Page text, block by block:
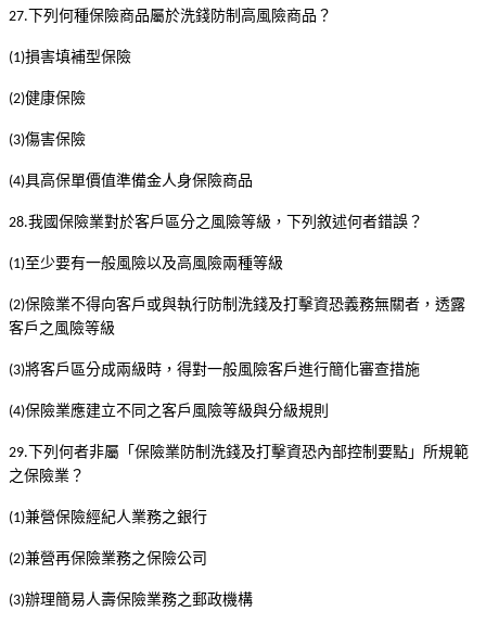
27. 下列何種保險商品屬於洗錢防制高風險商品？
(1)損害填補型保險
(2)健康保險
(3)傷害保險
(4)具高保單價值準備金人身保險商品
28.我國保險業對於客戶區分之風險等級，下列敘述何者錯誤？
(1)至少要有一般風險以及高風險兩種等級
(2)保險業不得向客戶或與執行防制洗錢及打擊資恐義務無關者，透露
客戶之風險等級
(3)將客戶區分成兩級時，得對一般風險客戶進行簡化審查措施
(4)保險業應建立不同之客戶風險等級與分級規則
29. 下列何者非屬「保險業防制洗錢及打擊資恐內部控制要點」所規範
之保險業？
(1)兼營保險經紀人業務之銀行
(2)兼營再保險業務之保險公司
(3)辦理簡易人壽保險業務之郵政機構